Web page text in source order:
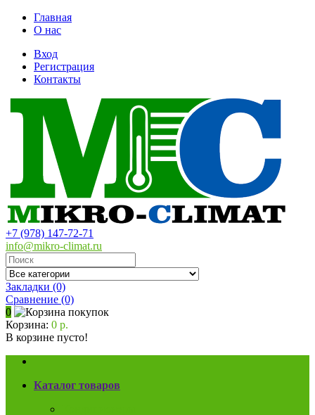
Главная
О нас
Вход
Регистрация
Контакты
+7 (978) 147-72-71
info@mikro-climat.ru
Закладки (0)
Сравнение (0)
0
Корзина: 0 р.
В корзине пусто!
Каталог товаров